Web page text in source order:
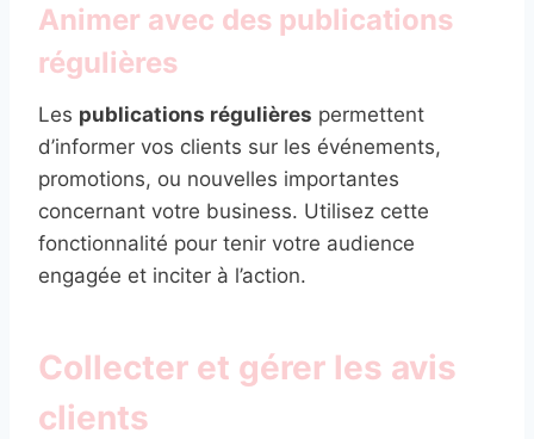
Animer avec des publications
régulières
Les publications régulières permettent
d’informer vos clients sur les événements,
promotions, ou nouvelles importantes
concernant votre business. Utilisez cette
fonctionnalité pour tenir votre audience
engagée et inciter à l’action.
Collecter et gérer les avis
clients